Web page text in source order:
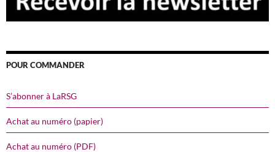
POUR COMMANDER
S’abonner à LaRSG
Achat au numéro (papier)
Achat au numéro (PDF)